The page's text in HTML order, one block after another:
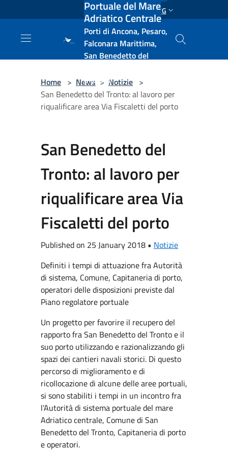
Salta al contenuto principale ENG
Portuale del Mare
Adriatico Centrale
Porti di Ancona, Pesaro,
Falconara Marittima,
San Benedetto del
e Vasto
Home > News > Notizie >
San Benedetto del Tronto: al lavoro per
riqualificare area Via Fiscaletti del porto
San Benedetto del
Tronto: al lavoro per
riqualificare area Via
Fiscaletti del porto
Published on 25 January 2018 • Notizie
Definiti i tempi di attuazione fra Autorità
di sistema, Comune, Capitaneria di porto,
operatori delle disposizioni previste dal
Piano regolatore portuale
Un progetto per favorire il recupero del
rapporto fra San Benedetto del Tronto e il
suo porto utilizzando e razionalizzando gli
spazi dei cantieri navali storici. Di questo
percorso di miglioramento e di
ricollocazione di alcune delle aree portuali,
si sono stabiliti i tempi in un incontro fra
l’Autorità di sistema portuale del mare
Adriatico centrale, Comune di San
Benedetto del Tronto, Capitaneria di porto
e operatori.